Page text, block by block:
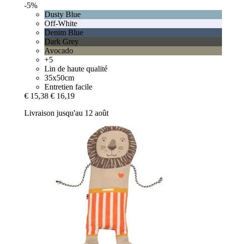
-5%
Dusty Blue
Off-White
Denim Blue
Dark Grey
Avocado
+5
Lin de haute qualité
35x50cm
Entretien facile
€ 15,38 € 16,19
Livraison jusqu'au 12 août